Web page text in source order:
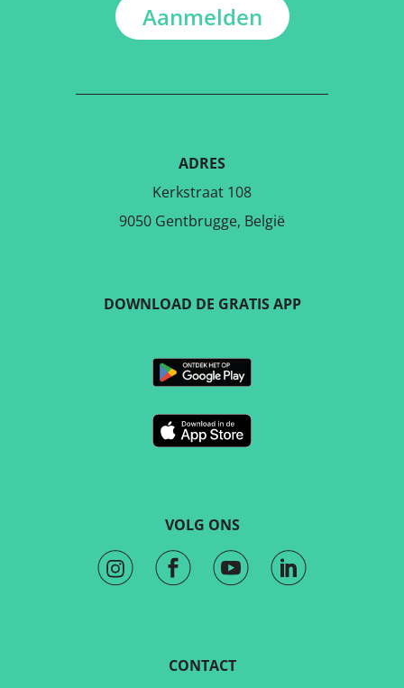
Aanmelden
ADRES
Kerkstraat 108
9050 Gentbrugge, België
VOLG ONS
DOWNLOAD DE GRATIS APP
CONTACT